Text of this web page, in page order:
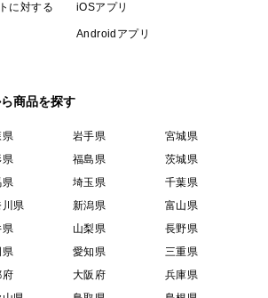
に対する
iOSアプリ
Androidアプリ
商品を探す
県 岩手県
宮城県
県 福島県
茨城県
県 埼玉県
千葉県
川県 新潟県
富山県
県 山梨県
長野県
県 愛知県
三重県
府 大阪府
兵庫県